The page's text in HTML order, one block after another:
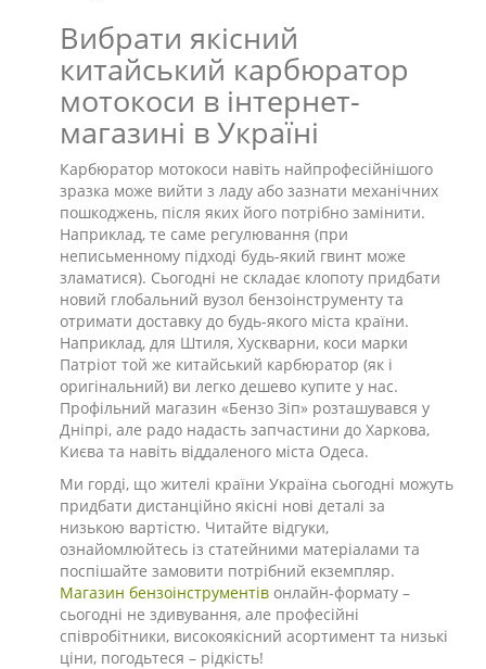
Вибрати якісний
китайський карбюратор
мотокоси в інтернет-
магазині в Україні
Карбюратор мотокоси навіть найпрофесійнішого
зразка може вийти з ладу або зазнати механічних
пошкоджень, після яких його потрібно замінити.
Наприклад, те саме регулювання (при
неписьменному підході будь-який гвинт може
зламатися). Сьогодні не складає клопоту придбати
новий глобальний вузол бензоінструменту та
отримати доставку до будь-якого міста країни.
Наприклад, для Штиля, Хускварни, коси марки
Патріот той же китайський карбюратор (як і
оригінальний) ви легко дешево купите у нас.
Профільний магазин «Бензо Зіп» розташувався у
Дніпрі, але радо надасть запчастини до Харкова,
Києва та навіть віддаленого міста Одеса.
Ми горді, що жителі країни Україна сьогодні можуть
придбати дистанційно якісні нові деталі за
низькою вартістю. Читайте відгуки,
ознайомлюйтесь із статейними матеріалами та
поспішайте замовити потрібний екземпляр.
Магазин бензоінструментів онлайн-формату –
сьогодні не здивування, але професійні
співробітники, високоякісний асортимент та низькі
ціни, погодьтеся – рідкість!